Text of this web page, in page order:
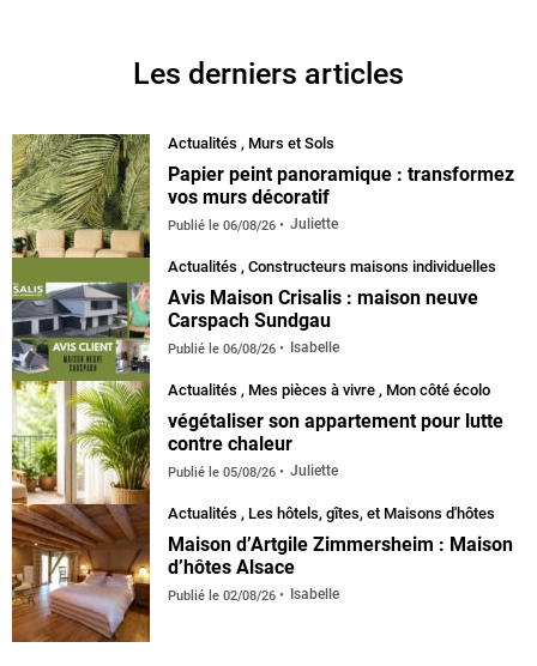
Les derniers articles
Actualités , Murs et Sols
Papier peint panoramique : transformez
vos murs décoratif
Publié le 06/08/26 Juliette
Actualités , Constructeurs maisons individuelles
Avis Maison Crisalis : maison neuve
Carspach Sundgau
Publié le 06/08/26 Isabelle
Actualités , Mes pièces à vivre , Mon côté écolo
végétaliser son appartement pour lutte
contre chaleur
Publié le 05/08/26 Juliette
Actualités , Les hôtels, gîtes, et Maisons d'hôtes
Maison d’Artgile Zimmersheim : Maison
d’hôtes Alsace
Publié le 02/08/26 Isabelle